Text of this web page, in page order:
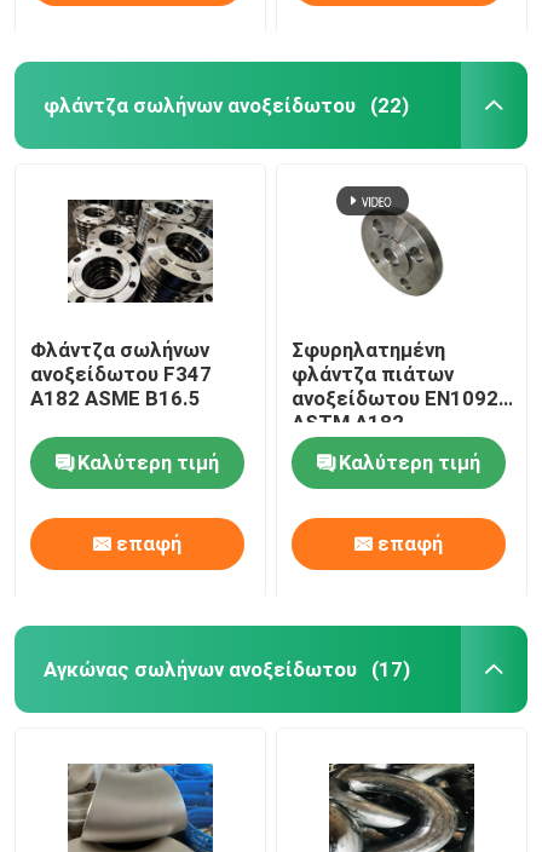
Προϊόντα
Γύρος εργοστασίων
φλάντζα σωλήνων ανοξείδωτου (22)
Φλάντζα σωλήνων
ανοξείδωτου F347
A182 ASME B16.5
Καλύτερη τιμή
επαφή
Σφυρηλατημένη
φλάντζα πιάτων
ανοξείδωτου EN1092
ASTM A182
Καλύτερη τιμή
επαφή
Αγκώνας σωλήνων ανοξείδωτου (17)